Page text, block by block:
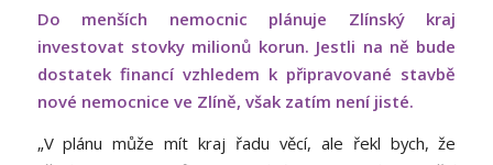
Do menších nemocnic plánuje Zlínský kraj
investovat stovky milionů korun. Jestli na ně bude
dostatek financí vzhledem k připravované stavbě
nové nemocnice ve Zlíně, však zatím není jisté.
„V plánu může mít kraj řadu věcí, ale řekl bych, že